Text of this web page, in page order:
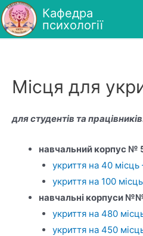
Кафедра
психології
Місця для
для студентів та
навчальний корпус №
укриття на 40
укриття на 100
навчальні корпуси №№
укриття на 480
укриття на 450